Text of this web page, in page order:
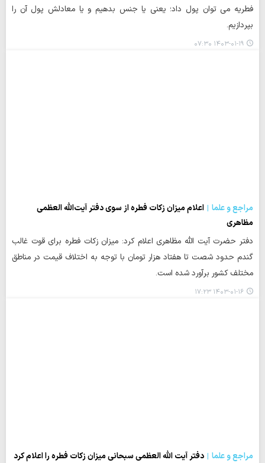
فطریه می توان پول داد؛ یعنی یا جنس بدهیم و یا معادلش پول آن را
بپردازیم.
۱۴۰۳-۰۱-۱۹ ۰۷:۳۰
مراجع و علما
اعلام میزان زکات فطره از سوی دفتر آیت‌الله العظمی
مظاهری
دفتر حضرت آیت الله مظاهری اعلام کرد: میزان زکات فطره برای قوت غالب
گندم حدود شصت تا هفتاد هزار تومان با توجه به اختلاف قیمت در مناطق
مختلف کشور برآورد شده است.
۱۴۰۳-۰۱-۱۶ ۱۷:۲۳
مراجع و علما
دفتر آیت الله العظمی سبحانی میزان زکات فطره را اعلام کرد